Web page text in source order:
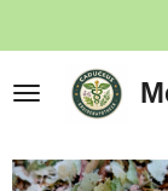
direct
naar